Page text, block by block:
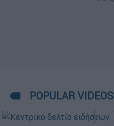
POPULAR VIDEOS